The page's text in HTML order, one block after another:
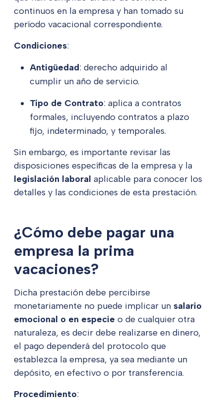
continuos en la empresa y han tomado su
período vacacional correspondiente.
Condiciones:
Antigüedad: derecho adquirido al
cumplir un año de servicio.
Tipo de Contrato: aplica a contratos
formales, incluyendo contratos a plazo
fijo, indeterminado, y temporales.
Sin embargo, es importante revisar las
disposiciones específicas de la empresa y la
legislación laboral aplicable para conocer los
detalles y las condiciones de esta prestación.
¿Cómo debe pagar una
empresa la prima
vacaciones?
Dicha prestación debe percibirse
monetariamente no puede implicar un salario
emocional o en especie o de cualquier otra
naturaleza, es decir debe realizarse en dinero,
el pago dependerá del protocolo que
establezca la empresa, ya sea mediante un
depósito, en efectivo o por transferencia.
Procedimiento: